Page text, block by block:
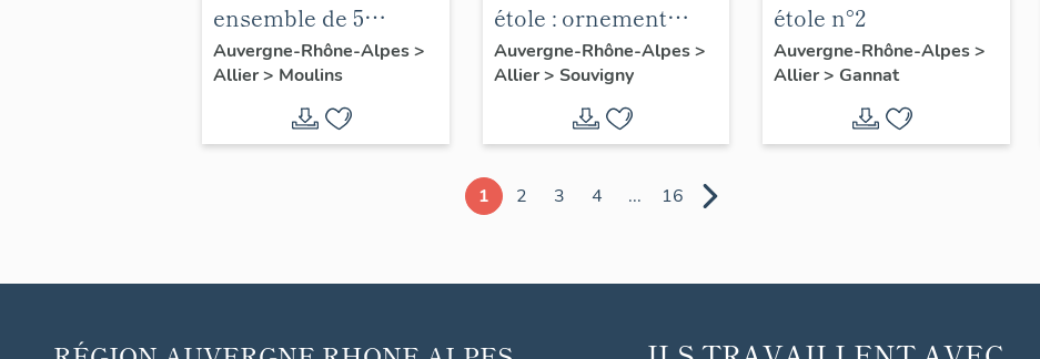
ensemble de 5
chapes (non
étudiées), de 15
chasubles, 17
dalmatiques et les
Auvergne-Rhône-Alpes>
Allier> Moulins
étole : ornement
blanc
Auvergne-Rhône-Alpes>
Allier> Souvigny
étole n°2
Auvergne-Rhône-Alpes>
Allier> Gannat
1 2 3 4 ... 16